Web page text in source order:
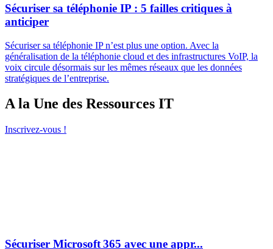
Sécuriser sa téléphonie IP : 5 failles critiques à
anticiper
Sécuriser sa téléphonie IP n’est plus une option. Avec la
généralisation de la téléphonie cloud et des infrastructures VoIP, la
voix circule désormais sur les mêmes réseaux que les données
stratégiques de l’entreprise.
A la Une des Ressources IT
Inscrivez-vous !
Sécuriser Microsoft 365 avec une appr...